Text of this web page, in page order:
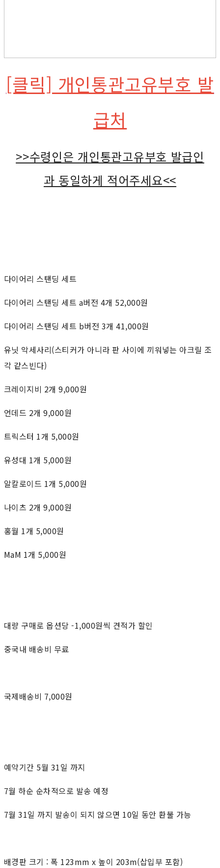
[클릭] 개인통관고유부호 발
급처
>>수령인은 개인통관고유부호 발급인
과 동일하게 적어주세요<<
다이어리 스탠딩 세트
다이어리 스탠딩 세트 a버전 4개 52,000원
다이어리 스탠딩 세트 b버전 3개 41,000원
유닛 악세사리(스티커가 아니라 판 사이에 끼워넣는 아크릴 조
각 같스빈다)
크레이지비 2개 9,000원
언데드 2개 9,000원
트릭스터 1개 5,000원
유성대 1개 5,000원
알칼로이드 1개 5,000원
나이츠 2개 9,000원
홍월 1개 5,000원
MaM 1개 5,000원
대량 구매로 옵션당 -1,000원씩 견적가 할인
중국내 배송비 무료
국제배송비 7,000원
예약기간 5월 31일 까지
7월 하순 순차적으로 발송 예정
7월 31일 까지 발송이 되지 않으면 10일 동안 환불 가능
배경판 크기 : 폭 123mm x 높이 203m(삽입부 포함)